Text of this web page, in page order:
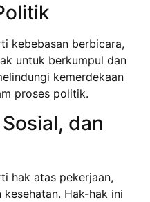
kebebasan berbicara,
untuk berkumpul dan
kemerdekaan
proses politik.
dan
hak atas pekerjaan,
kesehatan. Hak-hak ini